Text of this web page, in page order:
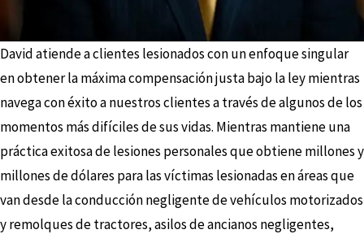
David atiende a clientes lesionados con un enfoque singular
en obtener la máxima compensación justa bajo la ley mientras
navega con éxito a nuestros clientes a través de algunos de los
momentos más difíciles de sus vidas. Mientras mantiene una
práctica exitosa de lesiones personales que obtiene millones y
millones de dólares para las víctimas lesionadas en áreas que
van desde la conducción negligente de vehículos motorizados
y remolques de tractores, asilos de ancianos negligentes,